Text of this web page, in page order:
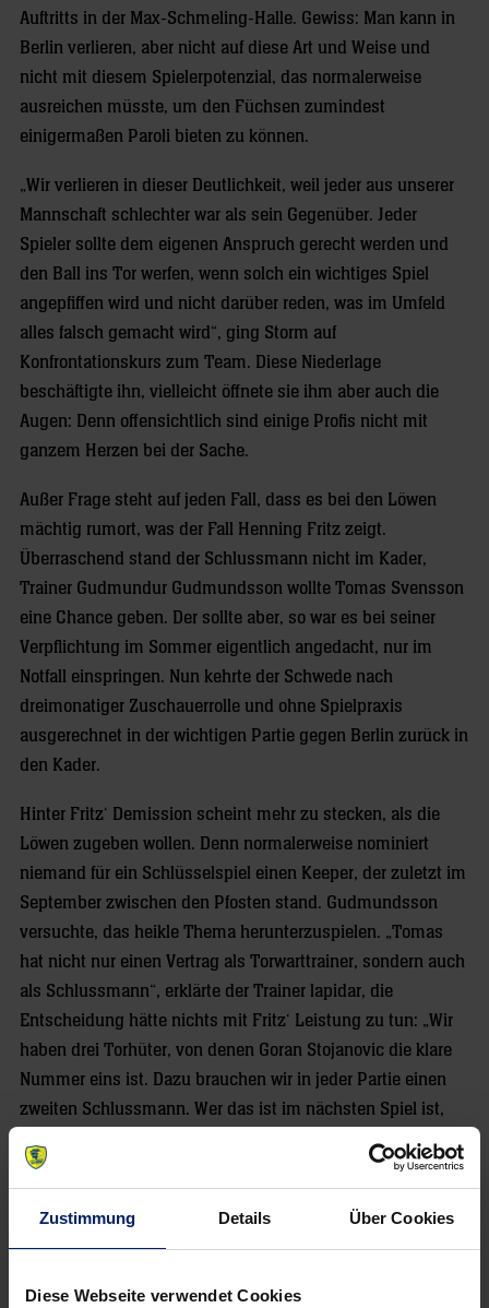
Zustimmung Details Über Cookies
Diese Webseite verwendet Cookies
Auftritts in der Max-Schmeling-Halle. Gewiss: Man kann in
Berlin verlieren, aber nicht auf diese Art und Weise und
nicht mit diesem Spielerpotenzial, das normalerweise
ausreichen müsste, um den Füchsen zumindest
einigermaßen Paroli bieten zu können.
„Wir verlieren in dieser Deutlichkeit, weil jeder aus unserer
Mannschaft schlechter war als sein Gegenüber. Jeder
Spieler sollte dem eigenen Anspruch gerecht werden und
den Ball ins Tor werfen, wenn solch ein wichtiges Spiel
angepfiffen wird und nicht darüber reden, was im Umfeld
alles falsch gemacht wird“, ging Storm auf
Konfrontationskurs zum Team. Diese Niederlage
beschäftigte ihn, vielleicht öffnete sie ihm aber auch die
Augen: Denn offensichtlich sind einige Profis nicht mit
ganzem Herzen bei der Sache.
Außer Frage steht auf jeden Fall, dass es bei den Löwen
mächtig rumort, was der Fall Henning Fritz zeigt.
Überraschend stand der Schlussmann nicht im Kader,
Trainer Gudmundur Gudmundsson wollte Tomas Svensson
eine Chance geben. Der sollte aber, so war es bei seiner
Verpflichtung im Sommer eigentlich angedacht, nur im
Notfall einspringen. Nun kehrte der Schwede nach
dreimonatiger Zuschauerrolle und ohne Spielpraxis
ausgerechnet in der wichtigen Partie gegen Berlin zurück in
den Kader.
Hinter Fritz‘ Demission scheint mehr zu stecken, als die
Löwen zugeben wollen. Denn normalerweise nominiert
niemand für ein Schlüsselspiel einen Keeper, der zuletzt im
September zwischen den Pfosten stand. Gudmundsson
versuchte, das heikle Thema herunterzuspielen. „Tomas
hat nicht nur einen Vertrag als Torwarttrainer, sondern auch
als Schlussmann“, erklärte der Trainer lapidar, die
Entscheidung hätte nichts mit Fritz‘ Leistung zu tun: „Wir
haben drei Torhüter, von denen Goran Stojanovic die klare
Nummer eins ist. Dazu brauchen wir in jeder Partie einen
zweiten Schlussmann. Wer das ist im nächsten Spiel ist,
Myrhol taugt als Vorbild
Doch auch der zuletzt oft starke Stojanovic konnte das